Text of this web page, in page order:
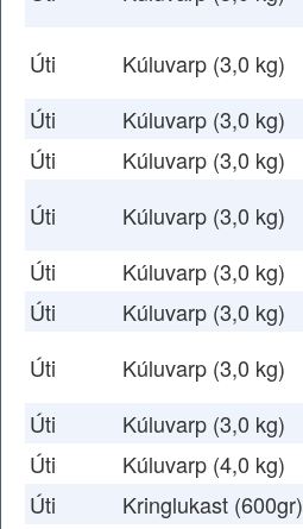
Úti Kúluvarp (3,0 kg)
Úti
Kúluvarp (3,0 kg)
Úti
Kúluvarp (3,0 kg)
Úti
Kúluvarp (3,0 kg)
Úti
Kúluvarp (3,0 kg)
Úti
Kúluvarp (3,0 kg)
Úti
Kúluvarp (3,0 kg)
Úti
Kúluvarp (3,0 kg)
Úti
Kúluvarp (4,0 kg)
Úti
Kringlukast (600gr)